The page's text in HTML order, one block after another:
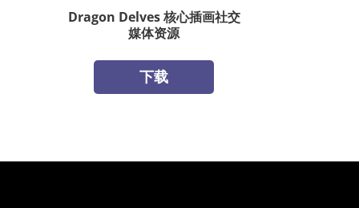
Dragon Delves 核心插画社交
媒体资源
下载